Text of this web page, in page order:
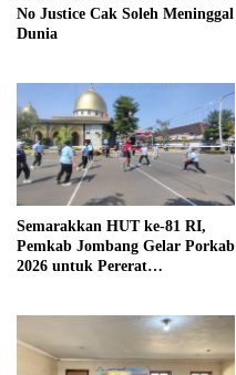
No Justice Cak Soleh Meninggal
Dunia
Semarakkan HUT ke-81 RI,
Pemkab Jombang Gelar Porkab
2026 untuk Pererat